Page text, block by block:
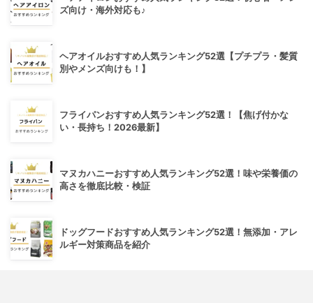
ズ向け・海外対応も♪
ヘアオイルおすすめ人気ランキング52選【プチプラ・髪質
別やメンズ向けも！】
フライパンおすすめ人気ランキング52選！【焦げ付かな
い・長持ち！2026最新】
マヌカハニーおすすめ人気ランキング52選！味や栄養価の
高さを徹底比較・検証
ドッグフードおすすめ人気ランキング52選！無添加・アレ
ルギー対策商品を紹介